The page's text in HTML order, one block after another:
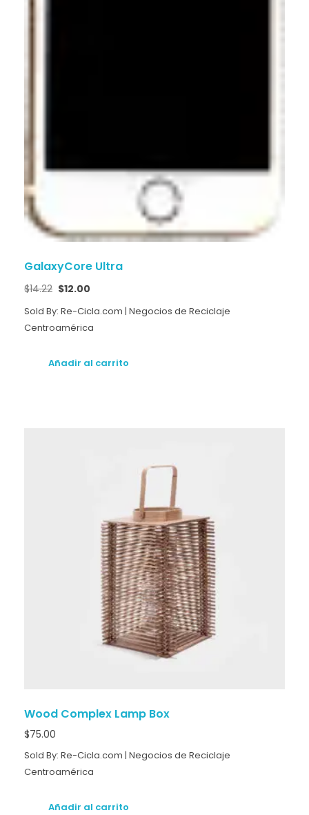
GalaxyCore Ultra
$14.22 $12.00
Sold By: Re-Cicla.com | Negocios de Reciclaje
Centroamérica
Añadir al carrito
Wood Complex Lamp Box
$75.00
Sold By: Re-Cicla.com | Negocios de Reciclaje
Centroamérica
Añadir al carrito